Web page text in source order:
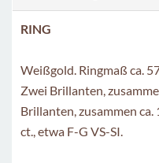
RING
Weißgold. Ringmaß ca.
Zwei Brillanten,
Brillanten, zusammen ca.
ct., etwa F-G VS-SI.